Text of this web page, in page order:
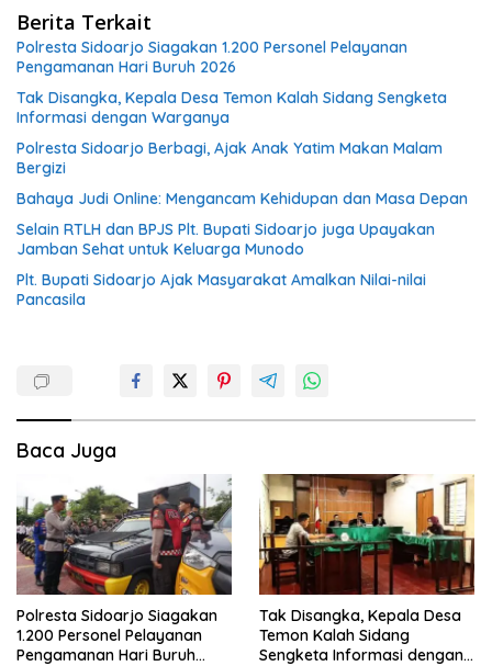
Berita Terkait
Polresta Sidoarjo Siagakan 1.200 Personel Pelayanan
Pengamanan Hari Buruh 2026
Tak Disangka, Kepala Desa Temon Kalah Sidang Sengketa
Informasi dengan Warganya
Polresta Sidoarjo Berbagi, Ajak Anak Yatim Makan Malam
Bergizi
Bahaya Judi Online: Mengancam Kehidupan dan Masa Depan
Selain RTLH dan BPJS Plt. Bupati Sidoarjo juga Upayakan
Jamban Sehat untuk Keluarga Munodo
Plt. Bupati Sidoarjo Ajak Masyarakat Amalkan Nilai-nilai
Pancasila
Baca Juga
Polresta Sidoarjo Siagakan
1.200 Personel Pelayanan
Pengamanan Hari Buruh
Tak Disangka, Kepala Desa
Temon Kalah Sidang
Sengketa Informasi dengan